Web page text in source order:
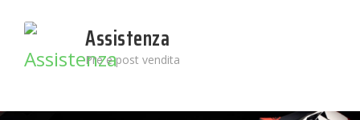
Assistenza
Pre e post vendita